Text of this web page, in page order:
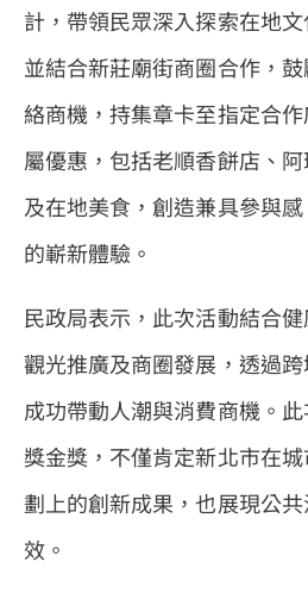
計，帶領民眾深入探索在地
並結合新莊廟街商圈合作，
絡商機，持集章卡至指定合
屬優惠，包括老順香餅店、
及在地美食，創造兼具參與
的嶄新體驗。
民政局表示，此次活動結合
觀光推廣及商圈發展，透過跨
成功帶動人潮與消費商機。
獎金獎，不僅肯定新北市在
劃上的創新成果，也展現公
效。